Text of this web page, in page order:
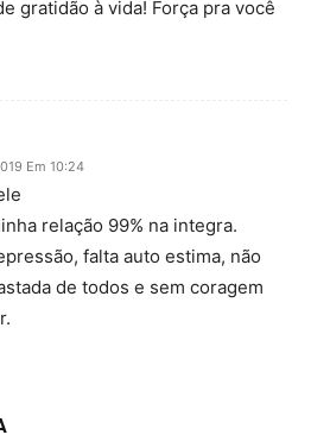
gratidão à vida! Força pra você
Em 10:24
relação 99% na integra.
falta auto estima, não
de todos e sem coragem